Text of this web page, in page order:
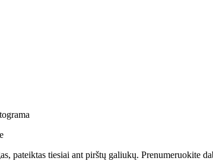
pateiktas tiesiai ant pirštų galiukų. Prenumeruokite